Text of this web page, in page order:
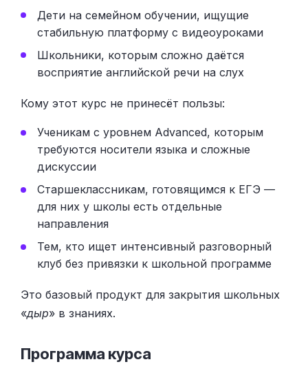
Дети на семейном обучении, ищущие
стабильную платформу с видеоуроками
Школьники, которым сложно даётся
восприятие английской речи на слух
Кому этот курс не принесёт пользы:
Ученикам с уровнем Advanced, которым
требуются носители языка и сложные
дискуссии
Старшеклассникам, готовящимся к ЕГЭ —
для них у школы есть отдельные
направления
Тем, кто ищет интенсивный разговорный
клуб без привязки к школьной программе
Это базовый продукт для закрытия школьных
«дыр» в знаниях.
Программа курса